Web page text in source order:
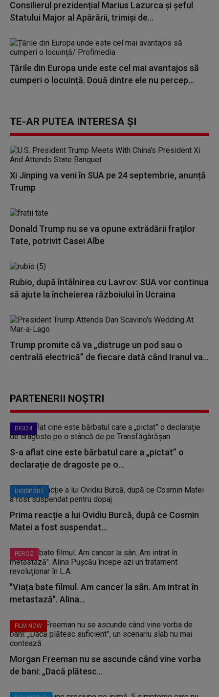
Consilierul prezidențial Marius Lazurca și șeful
Statului Major al Apărării, trimiși de...
Țările din Europa unde este cel mai avantajos să
cumperi o locuință. Două dintre ele nu percep...
TE-AR PUTEA INTERESA ȘI
Xi Jinping va veni în SUA pe 24 septembrie, anunță
Trump
Donald Trump nu se va opune extrădării fraţilor
Tate, potrivit Casei Albe
Rubio, după întâlnirea cu Lavrov: SUA vor continua
să ajute la încheierea războiului în Ucraina
Trump promite că va „distruge un pod sau o
centrală electrică” de fiecare dată când Iranul va...
PARTENERII NOȘTRI
DIGI24
S-a aflat cine este bărbatul care a „pictat” o
declarație de dragoste pe o...
DIGISPORT
Prima reacție a lui Ovidiu Burcă, după ce Cosmin
Matei a fost suspendat...
PEROZ
"Viața bate filmul. Am cancer la sân. Am intrat în
metastază". Alina...
FILM NOW
Morgan Freeman nu se ascunde când vine vorba
de bani: „Dacă plătesc...